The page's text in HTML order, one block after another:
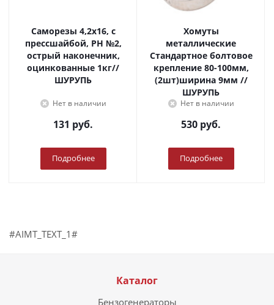
Саморезы 4,2х16, с
прессшайбой, PH №2,
острый наконечник,
оцинкованные 1кг//
ШУРУПЬ
Нет в наличии
131 руб.
Подробнее
Хомуты
металлические
Стандартное болтовое
крепление 80-100мм,
(2шт)ширина 9мм //
ШУРУПЬ
Нет в наличии
530 руб.
Подробнее
#AIMT_TEXT_1#
Каталог
Бензогенераторы